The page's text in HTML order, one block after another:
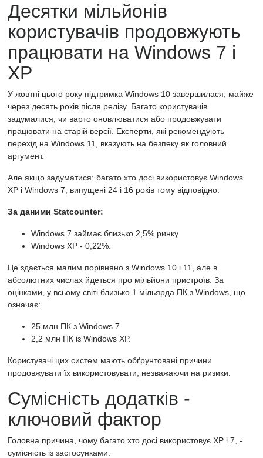
Десятки мільйонів
користувачів продовжують
працювати на Windows 7 і
XP
У жовтні цього року підтримка Windows 10 завершилася, майже
через десять років після релізу. Багато користувачів
задумалися, чи варто оновлюватися або продовжувати
працювати на старій версії. Експерти, які рекомендують
перехід на Windows 11, вказують на безпеку як головний
аргумент.
Але якщо задуматися: багато хто досі використовує Windows
XP і Windows 7, випущені 24 і 16 років тому відповідно.
За даними Statcounter:
Windows 7 займає близько 2,5% ринку
Windows XP - 0,22%.
Це здається малим порівняно з Windows 10 і 11, але в
абсолютних числах йдеться про мільйони пристроїв. За
оцінками, у всьому світі близько 1 мільярда ПК з Windows, що
означає:
25 млн ПК з Windows 7
2,2 млн ПК із Windows XP.
Користувачі цих систем мають обґрунтовані причини
продовжувати їх використовувати, незважаючи на ризики.
Сумісність додатків -
ключовий фактор
Головна причина, чому багато хто досі використовує XP і 7, -
сумісність із застосунками.